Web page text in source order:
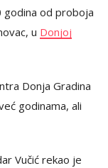
od proboja
u Donjoj
Donja Gradina
godinama, ali
Vučić rekao je